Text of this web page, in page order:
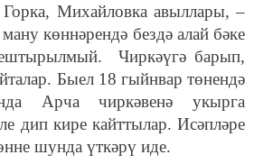
Михайловка авыллары, –
көннәрендә бездә алай бәке
Чиркәүгә барып,
Быел 18 гыйнвар төнендә
Арча чиркәвенә укырга
дип кире кайттылар. Исәпләре
шунда үткәрү иде.